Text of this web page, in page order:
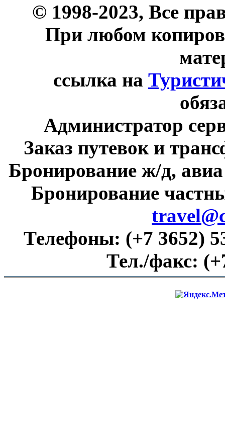
© 1998-2023, Все
При любом
ссылка на
Администратор
Заказ путевок и
Бронирование ж/д,
Бронирование
Телефоны: (+7 3652)
Тел./факс: